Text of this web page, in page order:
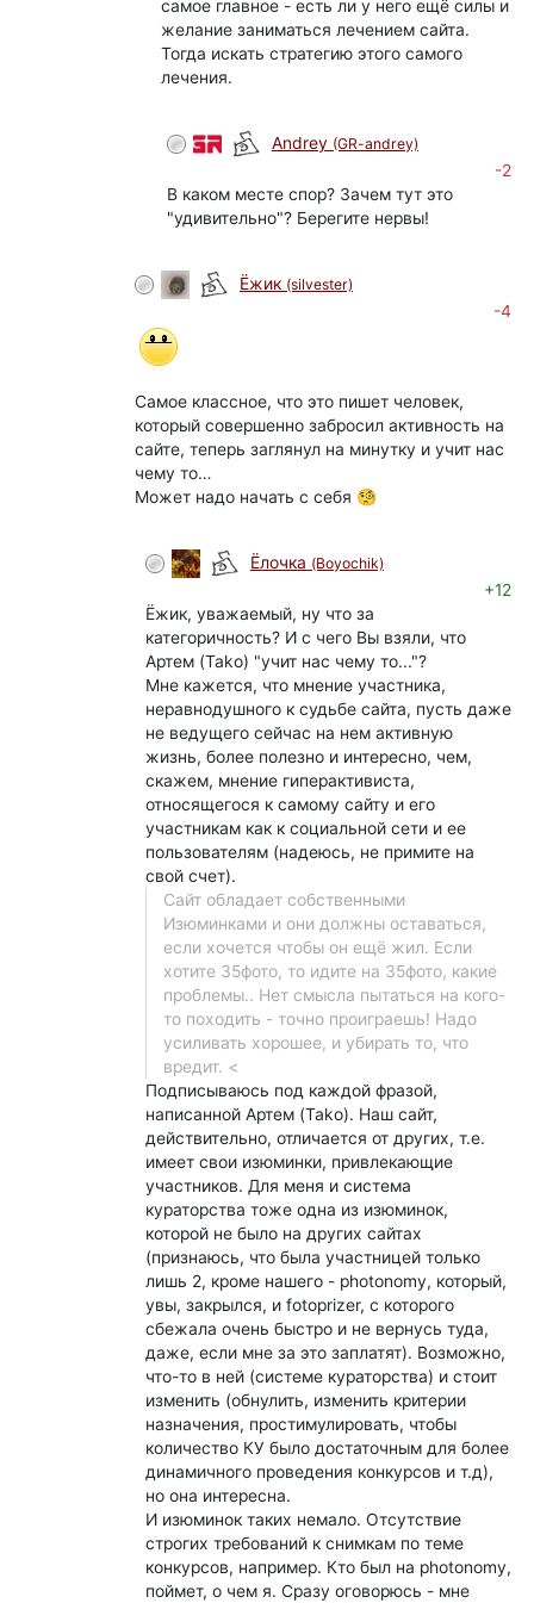
самое главное - есть ли у него ещё силы и
желание заниматься лечением сайта.
Тогда искать стратегию этого самого
лечения.
Andrey (GR-andrey)
-2
В каком месте спор? Зачем тут это
"удивительно"? Берегите нервы!
Ёжик (silvester)
-4
Самое классное, что это пишет человек,
который совершенно забросил активность на
сайте, теперь заглянул на минутку и учит нас
чему то…
Может надо начать с себя 🧐
Ёлочка (Boyochik)
+12
Ёжик, уважаемый, ну что за
категоричность? И с чего Вы взяли, что
Артем (Tako) "учит нас чему то..."?
Мне кажется, что мнение участника,
неравнодушного к судьбе сайта, пусть даже
не ведущего сейчас на нем активную
жизнь, более полезно и интересно, чем,
скажем, мнение гиперактивиста,
относящегося к самому сайту и его
участникам как к социальной сети и ее
пользователям (надеюсь, не примите на
свой счет).
Сайт обладает собственными
Изюминками и они должны оставаться,
если хочется чтобы он ещё жил. Если
хотите 35фото, то идите на 35фото, какие
проблемы.. Нет смысла пытаться на кого-
то походить - точно проиграешь! Надо
усиливать хорошее, и убирать то, что
вредит. <
Подписываюсь под каждой фразой,
написанной Артем (Tako). Наш сайт,
действительно, отличается от других, т.е.
имеет свои изюминки, привлекающие
участников. Для меня и система
кураторства тоже одна из изюминок,
которой не было на других сайтах
(признаюсь, что была участницей только
лишь 2, кроме нашего - photonomy, который,
увы, закрылся, и fotoprizer, с которого
сбежала очень быстро и не вернусь туда,
даже, если мне за это заплатят). Возможно,
что-то в ней (системе кураторства) и стоит
изменить (обнулить, изменить критерии
назначения, простимулировать, чтобы
количество КУ было достаточным для более
динамичного проведения конкурсов и т.д),
но она интересна.
И изюминок таких немало. Отсутствие
строгих требований к снимкам по теме
конкурсов, например. Кто был на photonomy,
поймет, о чем я. Сразу оговорюсь - мне